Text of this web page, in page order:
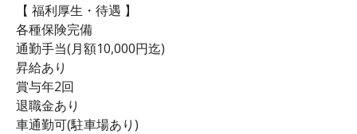
【 福利厚生・待遇 】
各種保険完備
通勤手当(月額10,000円迄)
昇給あり
賞与年2回
退職金あり
車通勤可(駐車場あり)